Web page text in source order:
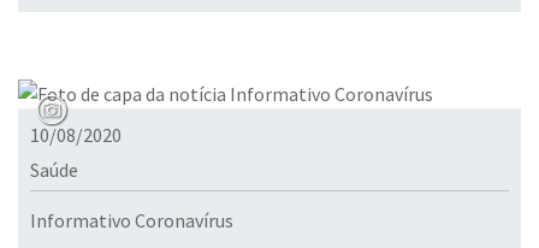
10/08/2020
Saúde
Informativo Coronavírus